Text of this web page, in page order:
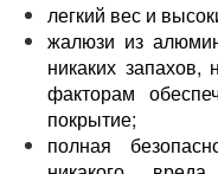
легкий вес и
жалюзи из
никаких запахов,
факторам
покрытие;
полная